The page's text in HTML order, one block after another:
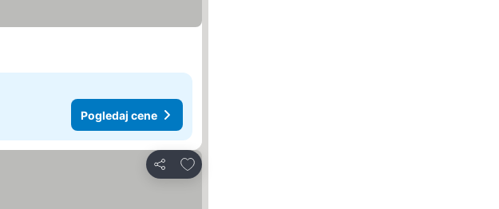
Pogledaj cene
Deli
Dodati u favorite